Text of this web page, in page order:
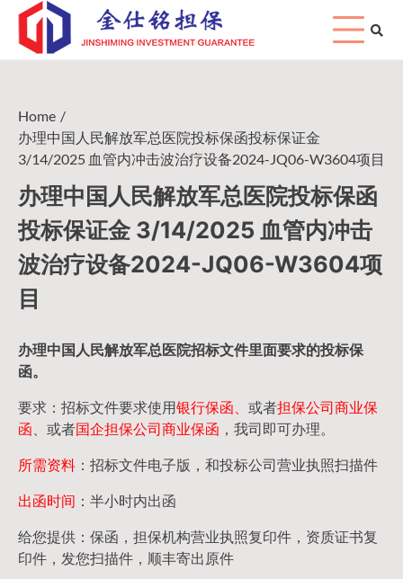
Skip
content
Home
办理中国人民解放军总医院投标保函投标保证金
3/14/2025 血管内冲击波治疗设备2024-JQ06-W3604项目
办理中国人民解放军总医院投标保函
投标保证金 3/14/2025 血管内冲击
波治疗设备2024-JQ06-W3604项
目
办理中国人民解放军总医院招标文件里面要求的投标保
函。
要求：招标文件要求使用银行保函、 或者担保公司商业保
函 、或者国企担保公司商业保函 ，我司即可办理。
所需资料 ：招标文件电子版，和投标公司营业执照扫描件
出函时间 ：半小时内出函
给您提供：保函，担保机构营业执照复印件，资质证书复
印件，发您扫描件，顺丰寄出原件